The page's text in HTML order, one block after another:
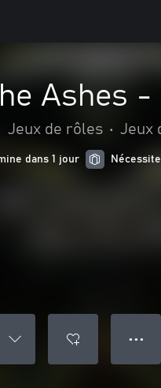
Ashes
Jeux de rôles • Jeux
dans 1 jour
● ● ●